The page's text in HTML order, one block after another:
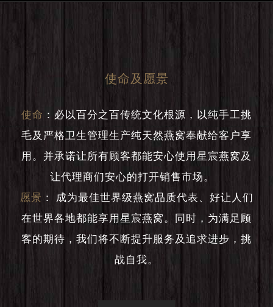
使命及愿景
使命 ： 必以百分之百传统文化根源，以纯手工挑
毛及严格卫生管理生产纯天然燕窝奉献给客户享
用。并承诺让所有顾客都能安心使用星宸燕窝及
让代理商们安心的打开销售市场。
愿景 ：
成为最佳世界级燕窝品质代表、好让人们
在世界各地都能享用星宸燕窝。同时，为满足顾
客的期待，我们将不断提升服务及追求进步，挑
战自我。